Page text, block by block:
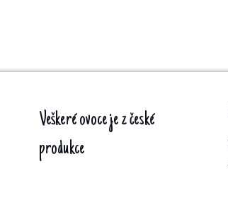
Veškeré ovoce je z české
produkce